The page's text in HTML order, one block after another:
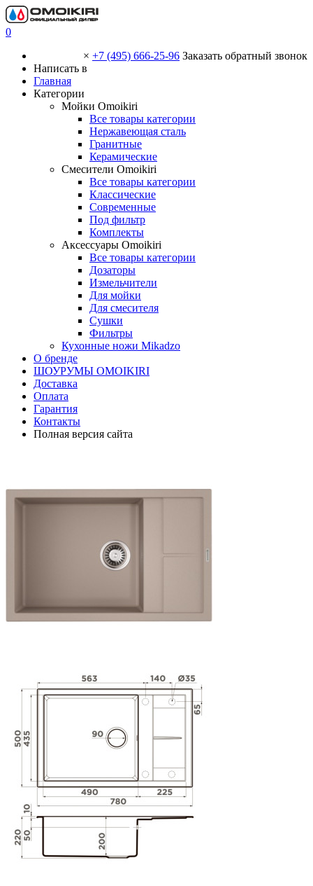
0
× +7 (495) 666-25-96 Заказать обратный звонок
Написать в
Главная
Категории
Мойки Omoikiri
Все товары категории
Нержавеющая сталь
Гранитные
Керамические
Смесители Omoikiri
Все товары категории
Классические
Современные
Под фильтр
Комплекты
Аксессуары Omoikiri
Все товары категории
Дозаторы
Измельчители
Для мойки
Для смесителя
Сушки
Фильтры
Кухонные ножи Mikadzo
О бренде
ШОУРУМЫ OMOIKIRI
Доставка
Оплата
Гарантия
Контакты
Полная версия сайта